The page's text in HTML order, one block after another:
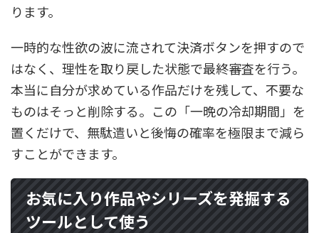
ります。
一時的な性欲の波に流されて決済ボタンを押すので
はなく、理性を取り戻した状態で最終審査を行う。
本当に自分が求めている作品だけを残して、不要な
ものはそっと削除する。この「一晩の冷却期間」を
置くだけで、無駄遣いと後悔の確率を極限まで減ら
すことができます。
お気に入り作品やシリーズを発掘する
ツールとして使う